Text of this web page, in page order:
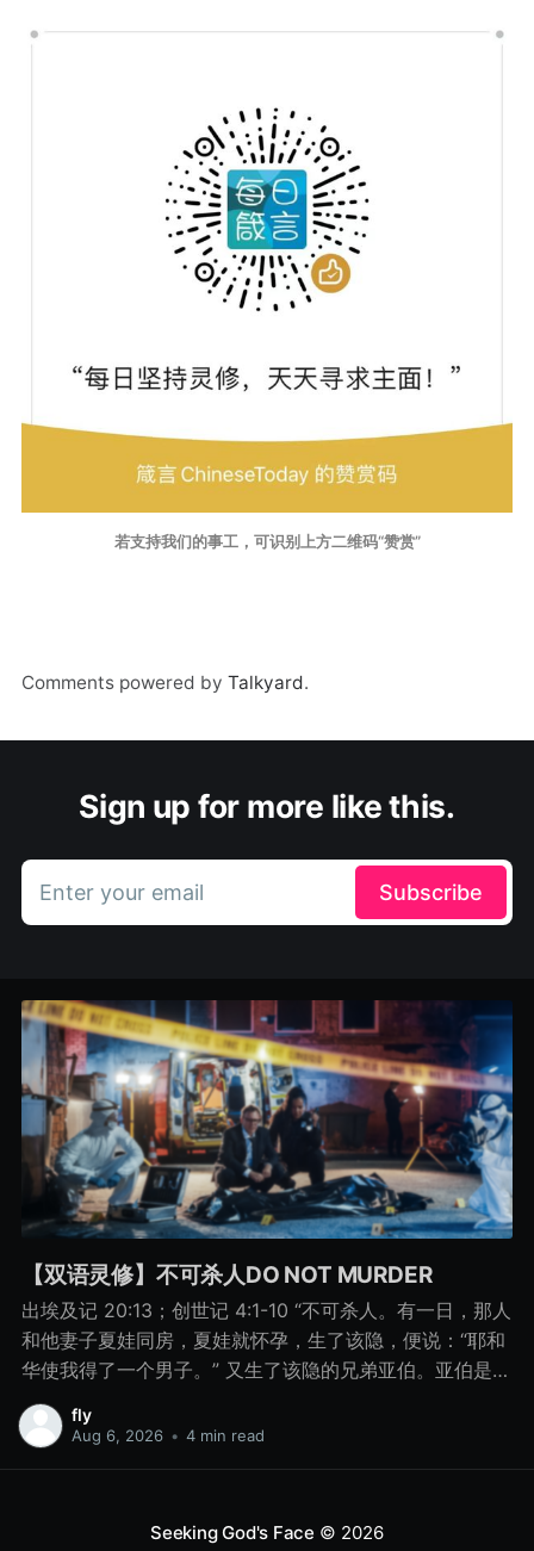
若支持我们的事工，可识别上方二维码“赞赏”
Comments powered by Talkyard.
Sign up for more like this.
Enter your email Subscribe
【双语灵修】不可杀人DO NOT MURDER
出埃及记 20:13；创世记 4:1-10 “不可杀人。有一日，那人
和他妻子夏娃同房，夏娃就怀孕，生了该隐，便说：“耶和
华使我得了一个男子。” 又生了该隐的兄弟亚伯。亚伯是牧
羊的，该隐是种地的。 有一日，该隐拿地里的出产为供物
献给耶和华， 亚伯也将他羊群中头生的和羊的脂油献上。
为什么发怒呢？你为什么变了脸色呢？ 你若行得好，岂不
fly
Aug 6, 2026 • 4 min read
Seeking God's Face © 2026